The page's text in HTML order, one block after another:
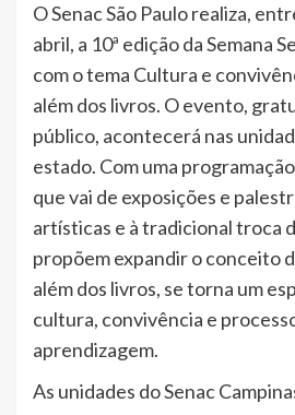
O Senac São Paulo realiza,
abril, a 10ª edição da Semana
com o tema Cultura e
além dos livros. O evento,
público, acontecerá nas
estado. Com uma
que vai de exposições e
artísticas e à tradicional troca
propõem expandir o conceito
além dos livros, se torna um
cultura, convivência e
aprendizagem.
As unidades do Senac